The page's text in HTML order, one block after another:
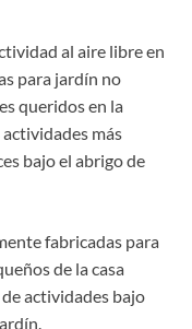
al aire libre en
para jardín no
queridos en la
más
bajo el abrigo de
fabricadas para
de la casa
actividades bajo